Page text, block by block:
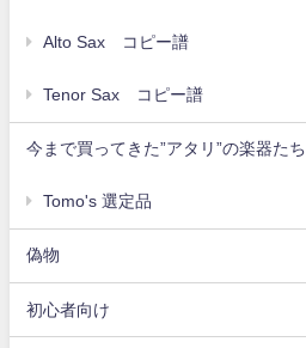
Alto Sax コピー譜
Tenor Sax コピー譜
今まで買ってきた”アタリ”の楽器たち
Tomo's 選定品
偽物
初心者向け